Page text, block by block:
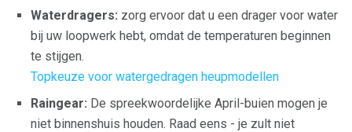
Waterdragers: zorg ervoor dat u een drager voor water
bij uw loopwerk hebt, omdat de temperaturen beginnen
te stijgen.
Topkeuze voor watergedragen heupmodellen
Raingear: De spreekwoordelijke April-buien mogen je
niet binnenshuis houden. Raad eens - je zult niet